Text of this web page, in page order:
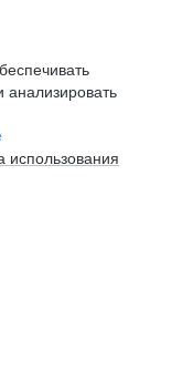
анализировать
использования